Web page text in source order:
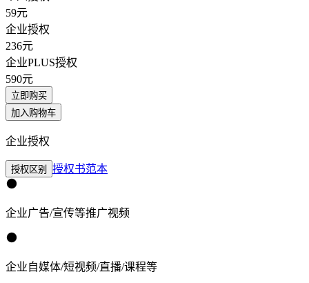
59元
企业授权
236元
企业PLUS授权
590元
立即购买
加入购物车
企业授权
授权区别 授权书范本
企业广告/宣传等推广视频
企业自媒体/短视频/直播/课程等